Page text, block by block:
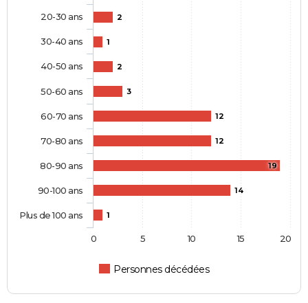
2
1
2
3
12
12
19
14
1
Personnes décédées
20-30 ans
30-40 ans
40-50 ans
50-60 ans
60-70 ans
70-80 ans
80-90 ans
90-100 ans
Plus de 100 ans
0 5 10 15 20